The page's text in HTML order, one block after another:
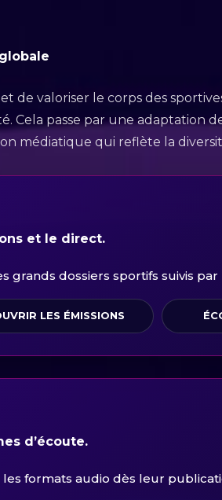
de valoriser le corps des
Cela passe par une adaptation
médiatique qui reflète la
et le direct.
grands dossiers sportifs suivis par
LES ÉMISSIONS
d’écoute.
formats audio dès leur